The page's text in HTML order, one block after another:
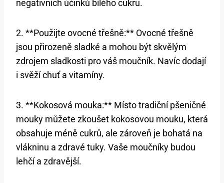
negativních účinků bílého cukru.
2. **Použijte ovocné třešně:** Ovocné třešně
jsou přirozeně sladké a mohou být skvělým
zdrojem sladkosti pro váš moučník. Navíc dodají
i svěží chuť a vitamíny.
3. **Kokosová mouka:** Místo tradiční pšeničné
mouky můžete zkoušet kokosovou mouku, která
obsahuje méně cukrů, ale zároveň je bohatá na
vlákninu a zdravé tuky. Vaše moučníky budou
lehčí a zdravější.